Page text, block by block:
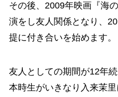
その後、2009年映画『海
演をし友人関係となり、
提に付き合いを始めます。
友人としての期間が12年
本時生がいきなり入来茉